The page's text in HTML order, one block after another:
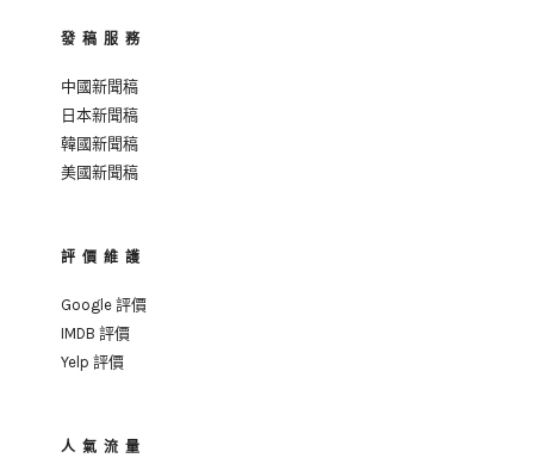
發稿服務
中國新聞稿
日本新聞稿
韓國新聞稿
美國新聞稿
評價維護
Google 評價
IMDB 評價
Yelp 評價
人氣流量